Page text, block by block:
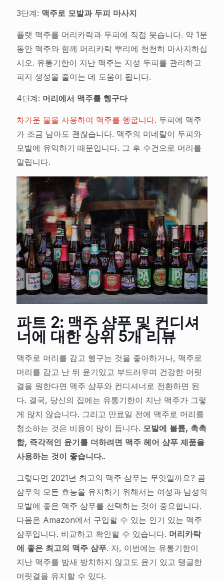
3단계: 맥주로 모발과 두피 마사지
플랫 맥주를 머리카락과 두피에 직접 붓습니다. 약 1분
동안 맥주와 함께 머리카락 뿌리에 천천히 마사지하십
시오. 유통기한이 지난 맥주는 지성 두피를 관리하고
피지 생성을 줄이는 데 도움이 됩니다.
4단계: 머리에서 맥주를 헹구다
차가운 물을 사용하여 맥주를 헹굽니다. 두피에 맥주
가 조금 남아도 괜찮습니다. 맥주의 미네랄이 두피와
모발에 유익하기 때문입니다. 그 후 수건으로 머리를
말립니다.
파트 2: 맥주 샴푸 및 컨디셔
너에 대한 상위 5개 리뷰
맥주로 머리를 감고 헹구는 것을 좋아하거나, 맥주로
머리를 감고 난 뒤 윤기있고 부드러우며 건강한 머릿
결을 원한다면 맥주 샴푸와 컨디셔너로 전환하면 된
다. 결국, 당신의 집에는 유통기한이 지난 맥주가 그렇
게 많지 않습니다. 그리고 만료일 전에 맥주로 머리를
청소하는 것은 비용이 많이 듭니다. 모발에 볼륨, 촉촉
함, 즉각적인 윤기를 더하려면 맥주 헤어 샴푸 제품을
사용하는 것이 좋습니다..
그렇다면 2021년 최고의 맥주 샴푸는 무엇일까요? 곰
샴푸의 모든 효능을 유지하기 위해서는 여성과 남성의
모발에 좋은 맥주 샴푸를 선택하는 것이 중요합니다.
다음은 Amazon에서 구입할 수 있는 인기 있는 맥주
샴푸입니다. 비교하고 확인할 수 있습니다. 머리카락
에 좋은 최고의 맥주 샴푸. 자, 이번에는 유통기한이
지난 맥주를 밤새 방치하지 않고도 윤기 있고 탱글한
머릿결을 유지할 수 있다.